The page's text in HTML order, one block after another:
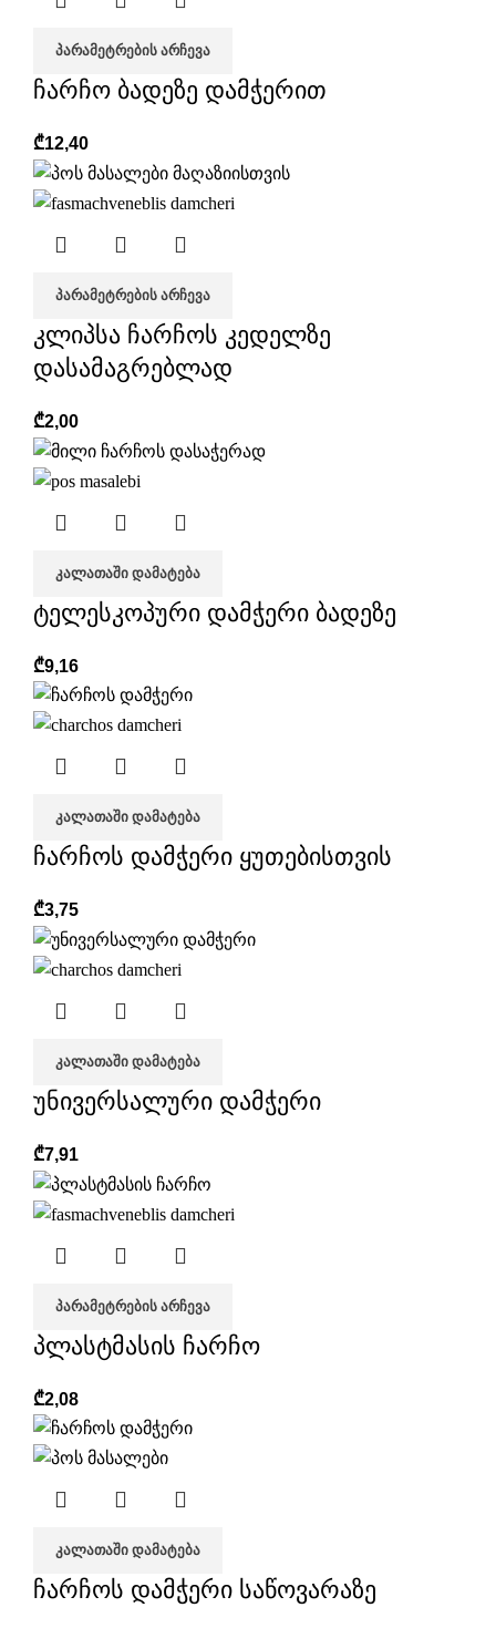
ᲞᲐᲠᲐᲛᲔᲢᲠᲔᲑᲘᲡ ᲐᲠᲩᲔᲕᲐ
ჩარჩო ბადეზე დამჭერით
₾12,40
ᲞᲐᲠᲐᲛᲔᲢᲠᲔᲑᲘᲡ ᲐᲠᲩᲔᲕᲐ
კლიპსა ჩარჩოს კედელზე
დასამაგრებლად
₾2,00
ᲙᲐᲚᲐᲗᲐᲨᲘ ᲓᲐᲛᲐᲢᲔᲑᲐ
ტელესკოპური დამჭერი ბადეზე
₾9,16
ᲙᲐᲚᲐᲗᲐᲨᲘ ᲓᲐᲛᲐᲢᲔᲑᲐ
ჩარჩოს დამჭერი ყუთებისთვის
₾3,75
ᲙᲐᲚᲐᲗᲐᲨᲘ ᲓᲐᲛᲐᲢᲔᲑᲐ
უნივერსალური დამჭერი
₾7,91
ᲞᲐᲠᲐᲛᲔᲢᲠᲔᲑᲘᲡ ᲐᲠᲩᲔᲕᲐ
პლასტმასის ჩარჩო
₾2,08
ᲙᲐᲚᲐᲗᲐᲨᲘ ᲓᲐᲛᲐᲢᲔᲑᲐ
ჩარჩოს დამჭერი საწოვარაზე